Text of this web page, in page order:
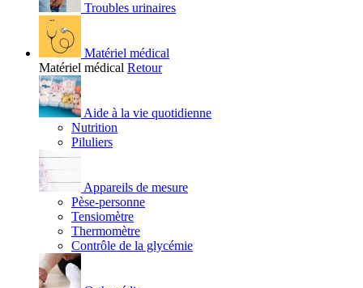
Troubles urinaires
Matériel médical
Matériel médical Retour
Aide à la vie quotidienne
Nutrition
Piluliers
Appareils de mesure
Pèse-personne
Tensiomètre
Thermomètre
Contrôle de la glycémie